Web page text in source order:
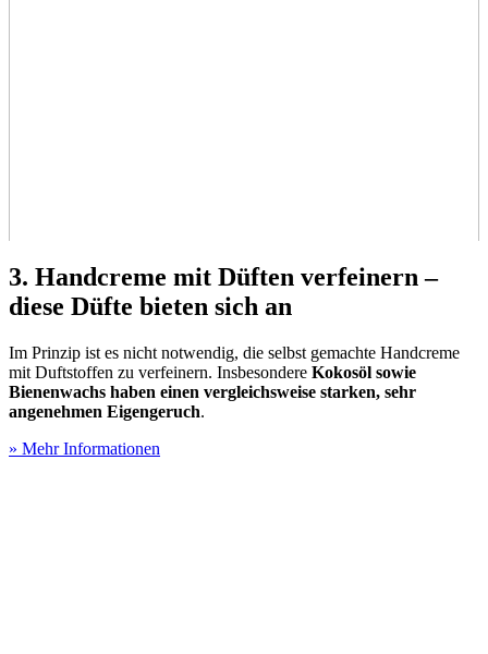
3. Handcreme mit Düften verfeinern –
diese Düfte bieten sich an
Im Prinzip ist es nicht notwendig, die selbst gemachte Handcreme
mit Duftstoffen zu verfeinern. Insbesondere Kokosöl sowie
Bienenwachs haben einen vergleichsweise starken, sehr
angenehmen Eigengeruch.
» Mehr Informationen